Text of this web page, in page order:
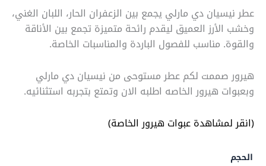
عطر نيسيان دي مارلي يجمع بين الزعفران الحار، اللبان الغني،
وخشب الأرز العميق ليقدم رائحة متميزة تجمع بين الأناقة
والقوة. مناسب للفصول الباردة والمناسبات الخاصة.
هيرور صممت لكم عطر مستوحى من نيسيان دي مارلي
وبعبوات هيرور الخاصه اطلبه الان وتمتع بتجربه استثنائيه.
(انقر لمشاهدة عبوات هيرور الخاصة)
الحجم